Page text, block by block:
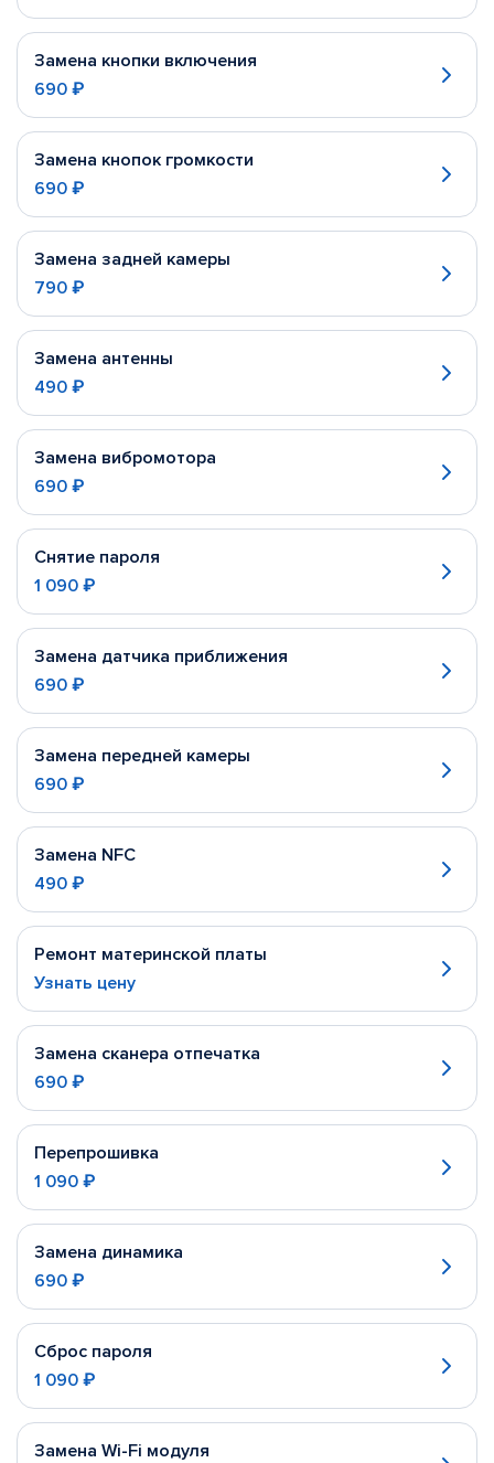
Замена кнопки включения
690 ₽
Замена кнопок громкости
690 ₽
Замена задней камеры
790 ₽
Замена антенны
490 ₽
Замена вибромотора
690 ₽
Снятие пароля
1 090 ₽
Замена датчика приближения
690 ₽
Замена передней камеры
690 ₽
Замена NFC
490 ₽
Ремонт материнской платы
Узнать цену
Замена сканера отпечатка
690 ₽
Перепрошивка
1 090 ₽
Замена динамика
690 ₽
Сброс пароля
1 090 ₽
Замена Wi-Fi модуля